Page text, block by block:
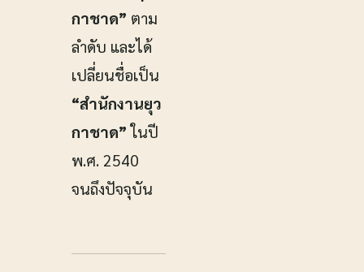
กาชาด” ตาม
ลำดับ และได้
เปลี่ยนชื่อเป็น
“สำนักงานยุว
กาชาด” ในปี
พ.ศ. 2540
จนถึงปัจจุบัน